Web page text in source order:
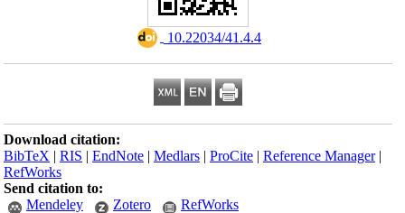
‎ 10.22034/41.4.4
Download citation:
BibTeX |RIS |EndNote |Medlars |ProCite |Reference Manager
RefWorks
Send citation to:
Mendeley
Zotero RefWorks